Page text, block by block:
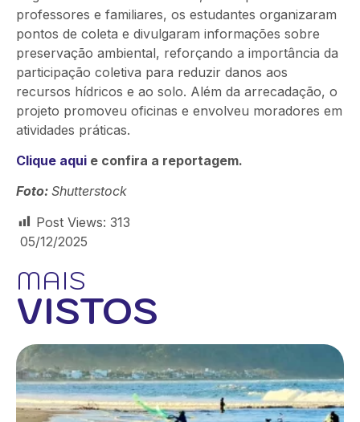
professores e familiares, os estudantes organizaram
pontos de coleta e divulgaram informações sobre
preservação ambiental, reforçando a importância da
participação coletiva para reduzir danos aos
recursos hídricos e ao solo. Além da arrecadação, o
projeto promoveu oficinas e envolveu moradores em
atividades práticas.
Clique aqui e confira a reportagem.
Foto: Shutterstock
Post Views: 313
05/12/2025
MAIS
VISTOS